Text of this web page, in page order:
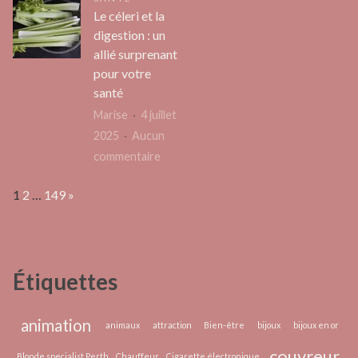
performances
compétences
Le céleri et la
digestion : un
allié surprenant
pour votre
santé
Marise
4 juillet
2025
Aucun
commentaire
allié
Page:
1 2 … 149 Next
»
Étiquettes
animation animaux attraction Bien-être bijoux bijoux en or